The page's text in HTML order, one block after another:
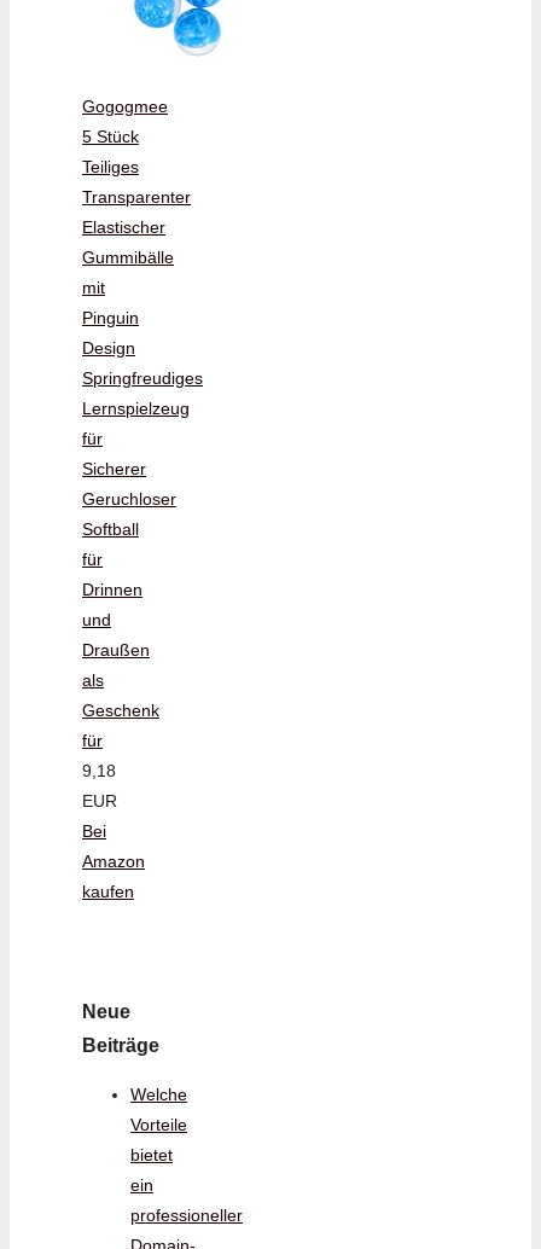
Gogogmee
5 Stück
Teiliges
Transparenter
Elastischer
Gummibälle
mit
Pinguin
Design
Springfreudiges
Lernspielzeug
für
Sicherer
Geruchloser
Softball
für
Drinnen
und
Draußen
als
Geschenk
für
9,18
EUR
Bei
Amazon
kaufen
Neue
Beiträge
Welche
Vorteile
bietet
ein
professioneller